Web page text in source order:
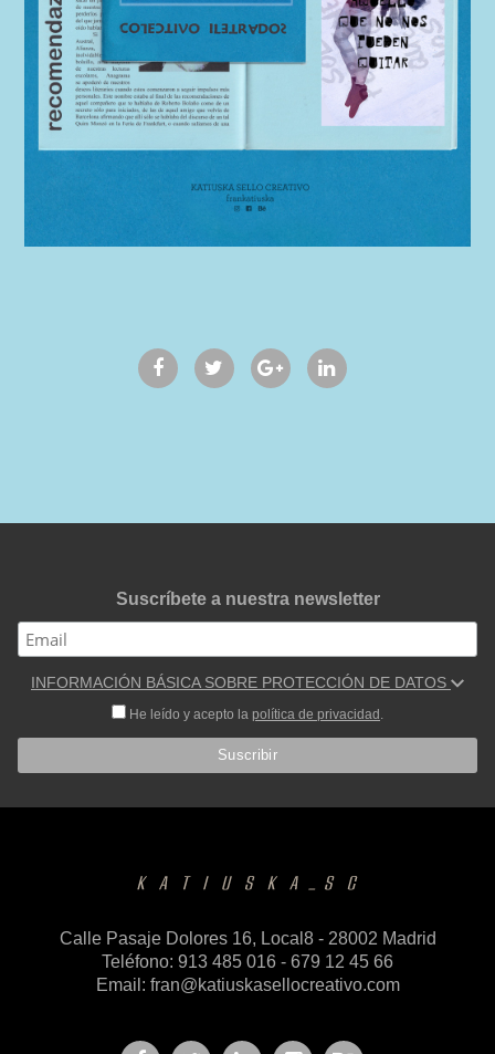
Suscríbete a nuestra newsletter
INFORMACIÓN BÁSICA SOBRE PROTECCIÓN DE DATOS
He leído y acepto la política de privacidad
Calle Pasaje Dolores 16, Local8 - 28002 Madrid
Teléfono: 913 485 016 - 679 12 45 66
Email: fran@katiuskasellocreativo.com